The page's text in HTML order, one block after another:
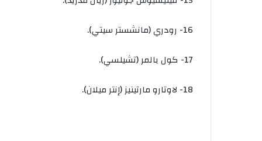
16- رودري(مانشسترسيتي).
17- كولبالمر(تشيلسي).
18- لاوتارومارتينيز(إنترميلان).